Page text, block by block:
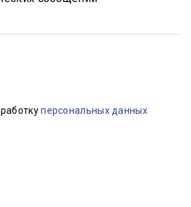
персональных данных